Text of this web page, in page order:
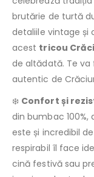
brutărie de turtă
detaliile vintage
acest tricou
de altădată. Te
autentic de
❄️ Confort și
din bumbac
este și incredibil
respirabil îl face
cină festivă sau